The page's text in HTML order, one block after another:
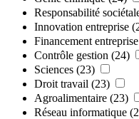
Responsabilité
Innovation entreprise
Financement entreprise
Contrôle gestion (24)
Sciences (23)
Droit travail (23)
Agroalimentaire (23)
Réseau informatique